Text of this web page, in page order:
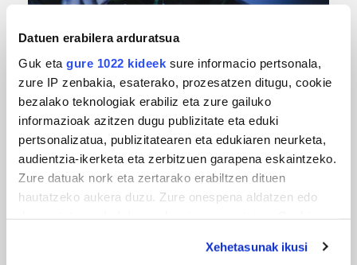
Datuen erabilera arduratsua
Guk eta gure 1022 kideek sure informacio pertsonala,
zure IP zenbakia, esaterako, prozesatzen ditugu, cookie
bezalako teknologiak erabiliz eta zure gailuko
informazioak azitzen dugu publizitate eta eduki
pertsonalizatua, publizitatearen eta edukiaren neurketa,
audientzia-ikerketa eta zerbitzuen garapena eskaintzeko.
Zure datuak nork eta zertarako erabiltzen dituen
hautatzeko aukera duzu. Zure onespena aldatzen edo
Xehetasunak ikusi
MUSIKA
Odik berria ezagutzeko aukera 'KimiK' eta
'Amaaaa!' abestiekin